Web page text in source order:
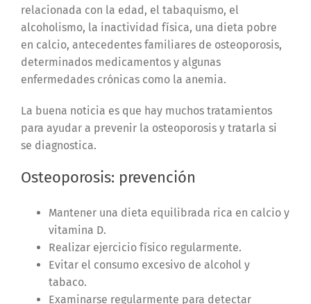
relacionada con la edad, el tabaquismo, el
alcoholismo, la inactividad física, una dieta pobre
en calcio, antecedentes familiares de osteoporosis,
determinados medicamentos y algunas
enfermedades crónicas como la anemia.
La buena noticia es que hay muchos tratamientos
para ayudar a prevenir la osteoporosis y tratarla si
se diagnostica.
Osteoporosis: prevención
Mantener una dieta equilibrada rica en calcio y
vitamina D.
Realizar ejercicio físico regularmente.
Evitar el consumo excesivo de alcohol y
tabaco.
Examinarse regularmente para detectar